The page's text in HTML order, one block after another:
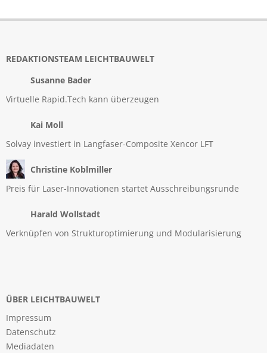
REDAKTIONSTEAM LEICHTBAUWELT
Susanne Bader
Virtuelle Rapid.Tech kann überzeugen
Kai Moll
Solvay investiert in Langfaser-Composite Xencor LFT
Christine Koblmiller
Preis für Laser-Innovationen startet Ausschreibungsrunde
Harald Wollstadt
Verknüpfen von Strukturoptimierung und Modularisierung
ÜBER LEICHTBAUWELT
Impressum
Datenschutz
Mediadaten